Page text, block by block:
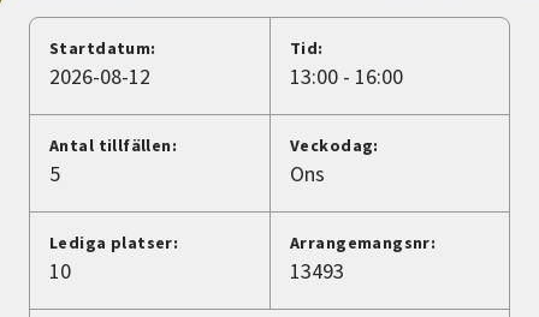
Lyssna
Startdatum:
2026-08-12
Tid:
13:00 - 16:00
Antal tillfällen:
5
Veckodag:
Ons
Lediga platser:
10
Arrangemangsnr:
13493